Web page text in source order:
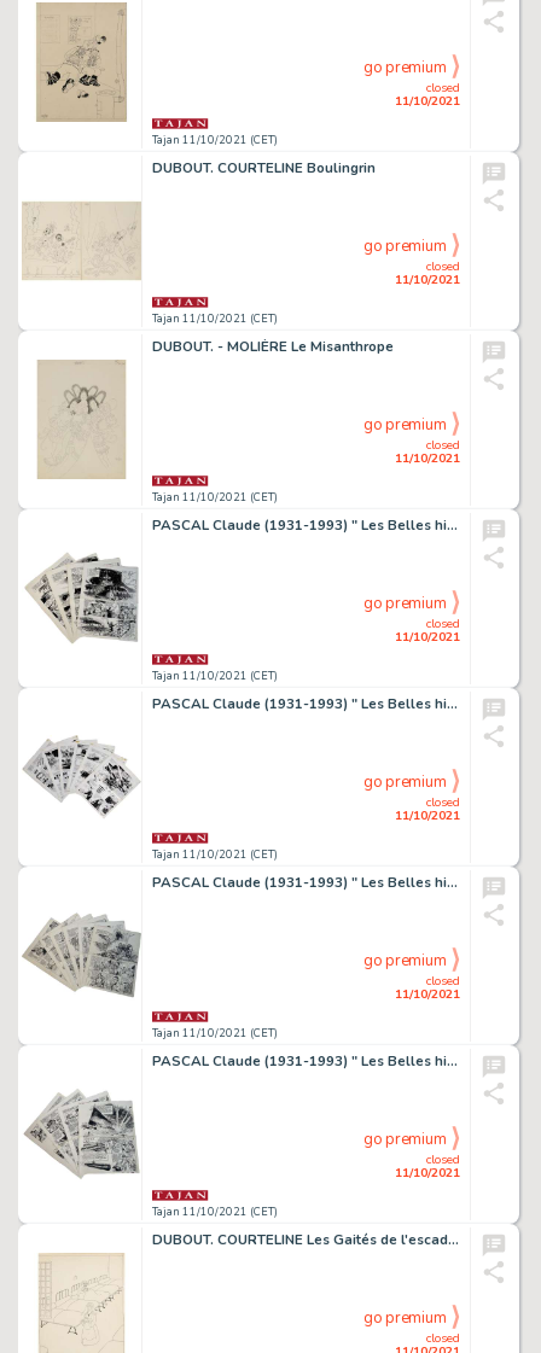
Tajan 11/10/2021 (CET)
closed
11/10/2021
go premium
DUBOUT. COURTELINE Boulingrin
Tajan 11/10/2021 (CET)
closed
11/10/2021
go premium
DUBOUT. - MOLIÈRE Le Misanthrope
Tajan 11/10/2021 (CET)
closed
11/10/2021
go premium
PASCAL Claude (1931-1993) " Les Belles histoires de l'Oncle Paul : Fatale erreur ". Cette histoire complète en 4 planches a été...
Tajan 11/10/2021 (CET)
closed
11/10/2021
go premium
PASCAL Claude (1931-1993) " Les Belles histoires de l'Oncle Paul : La Bataille de Jutland ". Cette histoire complète en 6 planc...
Tajan 11/10/2021 (CET)
closed
11/10/2021
go premium
PASCAL Claude (1931-1993) " Les Belles histoires de l'oncle Paul : La Montre trompeuse ". Ensemble de 6 planches originales en n...
Tajan 11/10/2021 (CET)
closed
11/10/2021
go premium
PASCAL Claude (1931-1993) " Les Belles histoires de l'oncle Paul : L'U9 attaque ". Ensemble de 4 planches originales en noir et...
Tajan 11/10/2021 (CET)
closed
11/10/2021
go premium
DUBOUT. COURTELINE Les Gaités de l'escadron
closed
go premium